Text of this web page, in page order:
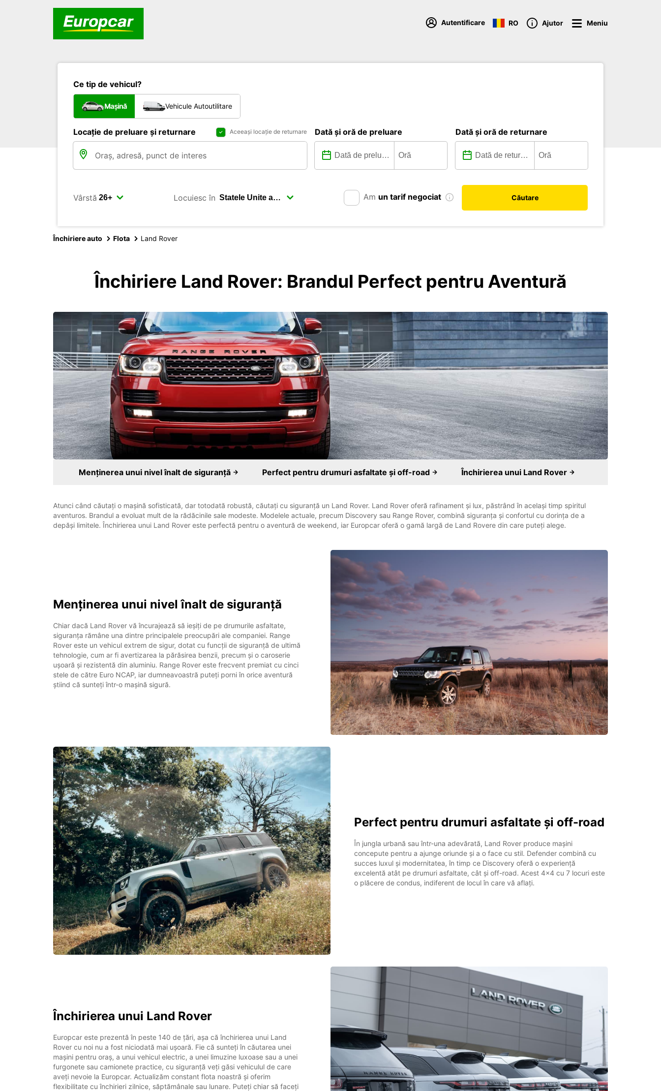
Autentificare RO Ajutor Meniu
Ce tip de vehicul?
Mașină Vehicule Autoutilitare
Locație de preluare și returnare Aceeași locație de returnare Dată și oră de preluare Dată și oră de returnare
Vârstă Locuiesc în Am un tarif negociat Căutare
Închiriere auto Flota Land Rover
Închiriere Land Rover: Brandul Perfect pentru Aventură
Menținerea unui nivel înalt de siguranță Perfect pentru drumuri asfaltate și off-road Închirierea unui Land Rover
Atunci când căutați o mașină sofisticată, dar totodată robustă, căutați cu siguranță un Land Rover. Land Rover oferă rafinament și lux, păstrând în același timp spiritul
aventuros. Brandul a evoluat mult de la rădăcinile sale modeste. Modelele actuale, precum Discovery sau Range Rover, combină siguranța și confortul cu dorința de a
depăși limitele. Închirierea unui Land Rover este perfectă pentru o aventură de weekend, iar Europcar oferă o gamă largă de Land Rovere din care puteți alege.
Menținerea unui nivel înalt de siguranță
Chiar dacă Land Rover vă încurajează să ieșiți de pe drumurile asfaltate,
siguranța rămâne una dintre principalele preocupări ale companiei. Range
Rover este un vehicul extrem de sigur, dotat cu funcții de siguranță de ultimă
tehnologie, cum ar fi avertizarea la părăsirea benzii, precum și o caroserie
ușoară și rezistentă din aluminiu. Range Rover este frecvent premiat cu cinci
stele de către Euro NCAP, iar dumneavoastră puteți porni în orice aventură
știind că sunteți într-o mașină sigură.
Perfect pentru drumuri asfaltate și off-road
În jungla urbană sau într-una adevărată, Land Rover produce mașini
concepute pentru a ajunge oriunde și a o face cu stil. Defender combină cu
succes luxul și modernitatea, în timp ce Discovery oferă o experiență
excelentă atât pe drumuri asfaltate, cât și off-road. Acest 4x4 cu 7 locuri este
o plăcere de condus, indiferent de locul în care vă aflați.
Închirierea unui Land Rover
Europcar este prezentă în peste 140 de țări, așa că închirierea unui Land
Rover cu noi nu a fost niciodată mai ușoară. Fie că sunteți în căutarea unei
mașini pentru oraș, a unui vehicul electric, a unei limuzine luxoase sau a unei
furgonete sau camionete practice, cu siguranță veți găsi vehiculul de care
aveți nevoie la Europcar. Actualizăm constant flota noastră și oferim
flexibilitate cu închirieri zilnice, săptămânale sau lunare. Puteți chiar să faceți